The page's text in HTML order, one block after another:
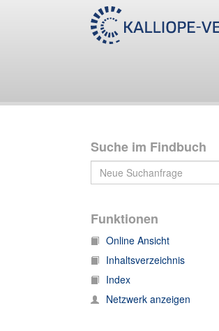
Suche im Findbuch
Funktionen
Online Ansicht
Inhaltsverzeichnis
Index
Netzwerk anzeigen